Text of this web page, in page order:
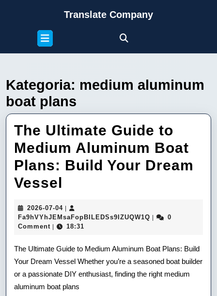
Translate Company
Open
Button
Kategoria: medium aluminum
boat plans
The Ultimate Guide to
Medium Aluminum Boat
Plans: Build Your Dream
Vessel
Guide
Medium
Aluminum
Boat
2026-07-042026-
07-
04
Fa9hVYhJEMsaFopBILEDSs9IZUQW1Q
0
Comment
18:31
The Ultimate Guide to Medium Aluminum Boat Plans: Build
Your Dream Vessel Whether you’re a seasoned boat builder
or a passionate DIY enthusiast, finding the right medium
aluminum boat plans